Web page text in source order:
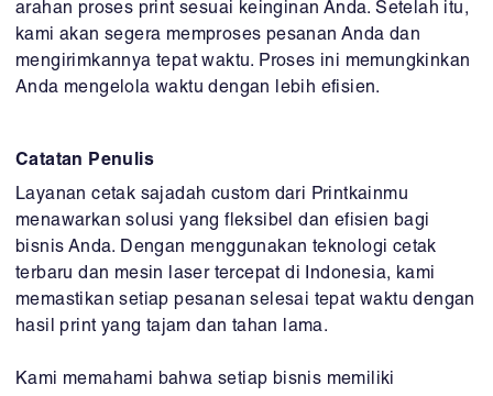
arahan proses print sesuai keinginan Anda. Setelah itu,
kami akan segera memproses pesanan Anda dan
mengirimkannya tepat waktu. Proses ini memungkinkan
Anda mengelola waktu dengan lebih efisien.
Catatan Penulis
Layanan cetak sajadah custom dari Printkainmu
menawarkan solusi yang fleksibel dan efisien bagi
bisnis Anda. Dengan menggunakan teknologi cetak
terbaru dan mesin laser tercepat di Indonesia, kami
memastikan setiap pesanan selesai tepat waktu dengan
hasil print yang tajam dan tahan lama.
Kami memahami bahwa setiap bisnis memiliki